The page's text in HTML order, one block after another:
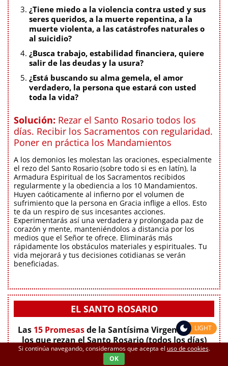
¿Tiene miedo a la violencia contra usted y sus
seres queridos, a la muerte repentina, a la
muerte violenta, a las catástrofes naturales o
al suicidio?
¿Busca trabajo, estabilidad financiera, quiere
salir de las deudas y la usura?
¿Está buscando su alma gemela, el amor
verdadero, la persona que estará con usted
toda la vida?
Solución: Rezar el Santo Rosario todos los
días. Recibir los Sacramentos con regularidad.
Poner en práctica los Mandamientos
A los demonios les molestan las oraciones, especialmente
el rezo del Santo Rosario (sobre todo si es en latín), la
Armadura Espiritual de los Sacramentos recibidos
regularmente y la obediencia a los 10 Mandamientos.
Huyen caóticamente al infierno por el volumen de
sufrimiento que la persona en Gracia inflige a ellos. Esto
te da un respiro de sus incesantes acciones.
Experimentarás así una verdadera y prolongada paz de
corazón y mente, manteniéndolos a distancia por los
medios que el Señor te ofrece. Eliminarás más
rápidamente los obstáculos materiales y espirituales. Tu
vida mejorará y tus decisiones cotidianas se verán
beneficiadas.
EL SANTO ROSARIO
Las 15 Promesasde la Santísima Virgen María a
los que rezan el Santo Rosario (todos los días)
Si continúa navegando, consideramos que acepta el uso de cookies.
OK
LIGHT